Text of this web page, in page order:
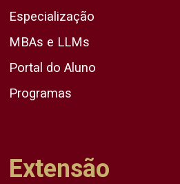
Especialização
MBAs e LLMs
Portal do Aluno
Programas
Extensão